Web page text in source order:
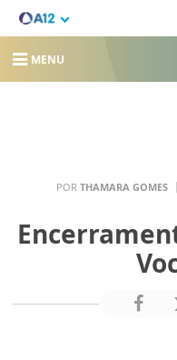
MENU
POR THAMARA GOMES